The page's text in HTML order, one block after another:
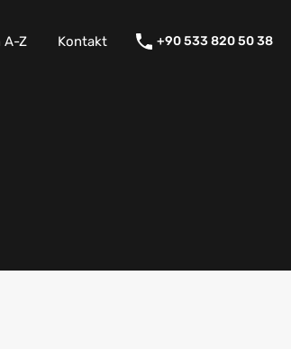
A-Z Kontakt +90 533 820 50 38